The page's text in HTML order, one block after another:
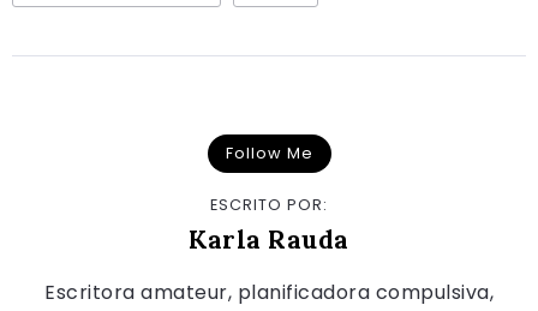
Follow Me
ESCRITO POR:
Karla Rauda
Escritora amateur, planificadora compulsiva,